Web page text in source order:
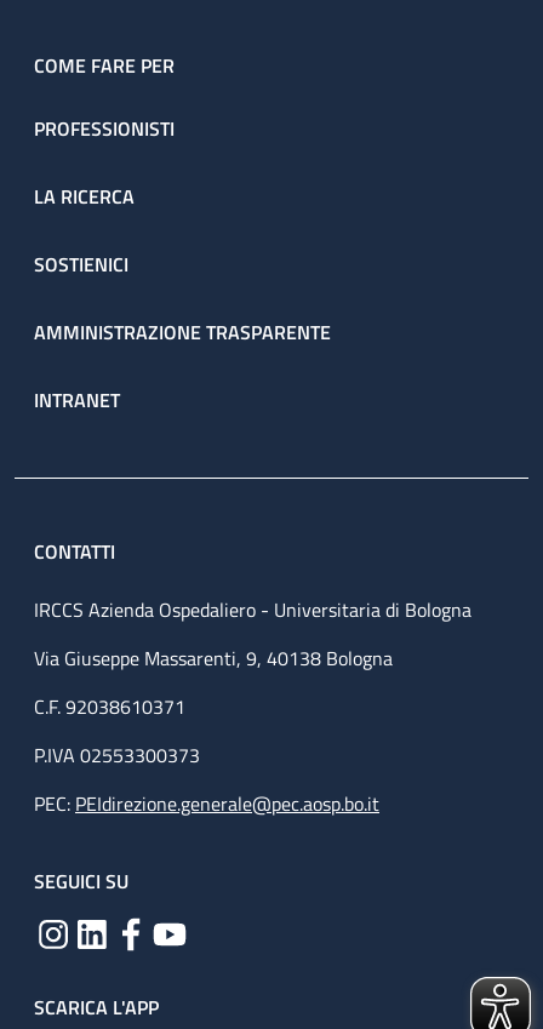
COME FARE PER
PROFESSIONISTI
LA RICERCA
SOSTIENICI
AMMINISTRAZIONE TRASPARENTE
INTRANET
CONTATTI
IRCCS Azienda Ospedaliero - Universitaria di Bologna
Via Giuseppe Massarenti, 9, 40138 Bologna
C.F. 92038610371
P.IVA 02553300373
PEC: PEIdirezione.generale@pec.aosp.bo.it
SEGUICI SU
SCARICA L'APP